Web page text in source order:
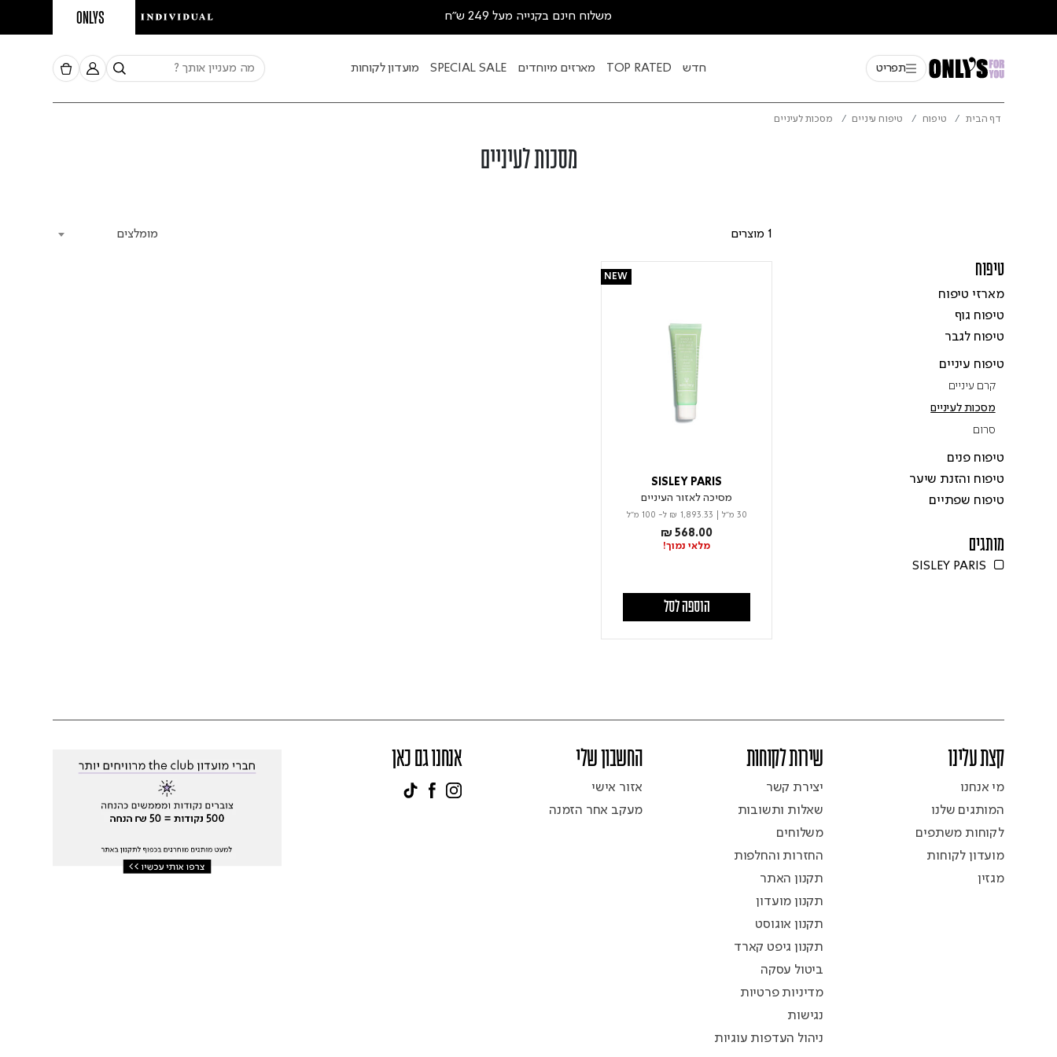
משלוח חינם בקנייה מעל 249 ש"ח ONLYS
תפריט חדש TOP RATED מארזים מיוחדים SPECIAL SALE מועדון לקוחות
דף הבית טיפוח טיפוח עיניים מסכות לעיניים
מסכות לעיניים
1 מוצרים מומלצים
טיפוח
מארזי טיפוח
טיפוח גוף
טיפוח לגבר
טיפוח עינייםRefine by מותג: טיפוח עיניים
קרם עיניים
מסכות לעינייםselected Currently Refined by מותג: מסכות לעיניים
סרוםRefine by מותג: סרום
טיפוח פנים
טיפוח והזנת שיער
טיפוח שפתייםRefine by מותג: טיפוח שפתיים
מותגים
SISLEY PARIS
NEW
SISLEY PARIS
מסיכה לאזור העיניים
30 מ"ל ₪ 1,893.33 ל- 100 מ"ל
₪ 568.00
מלאי נמוך!
הוספה לסל
קצת עלינו
מי אנחנו
המותגים שלנו
לקוחות משתפים
מועדון לקוחות
מגזין
שירות לקוחות
יצירת קשר
שאלות ותשובות
משלוחים
החזרות והחלפות
תקנון האתר
תקנון מועדון
תקנון אוגוסט
תקנון גיפט קארד
ביטול עסקה
מדיניות פרטיות
נגישות
ניהול העדפות עוגיות
החשבון שלי
אזור אישי
מעקב אחר הזמנה
אנחנו גם כאן